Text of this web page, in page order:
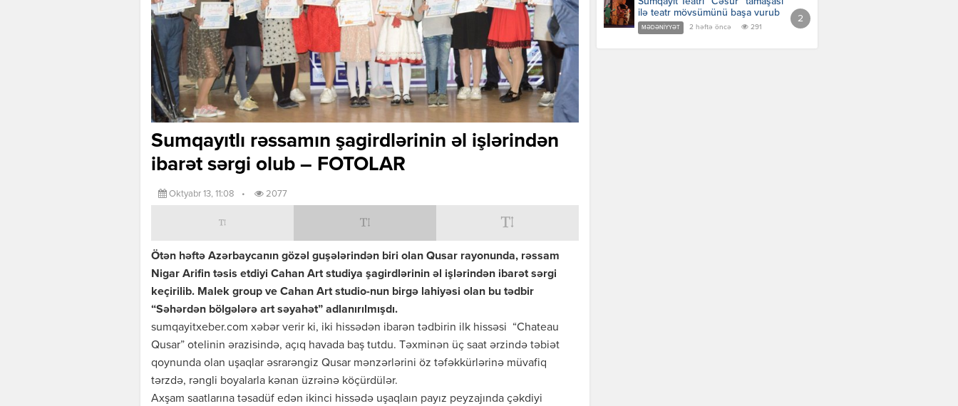
Sumqayıtlı rəssamın şagirdlərinin əl işlərindən
ibarət sərgi olub – FOTOLAR
Oktyabr 13, 11:08 • 2077
Ötən həftə Azərbaycanın gözəl guşələrindən biri olan Qusar rayonunda, rəssam
Nigar Arifin təsis etdiyi Cahan Art studiya şagirdlərinin əl işlərindən ibarət sərgi
keçirilib. Malek group ve Cahan Art studio-nun birgə lahiyəsi olan bu tədbir
“Səhərdən bölgələrə art səyahət” adlanırılmışdı.
sumqayitxeber.com xəbər verir ki, iki hissədən ibarən tədbirin ilk hissəsi “Chateau
Qusar” otelinin ərazisində, açıq havada baş tutdu. Təxminən üç saat ərzində təbiət
qoynunda olan uşaqlar əsrarəngiz Qusar mənzərlərini öz təfəkkürlərinə müvafiq
tərzdə, rəngli boyalarla kənan üzrəinə köçürdülər.
Axşam saatlarına təsadüf edən ikinci hissədə uşaqlaın payız peyzajında çəkdiyi
ilə teatr mövsümünü başa vurub
MƏDƏNIYYƏT 2 həftə öncə 291